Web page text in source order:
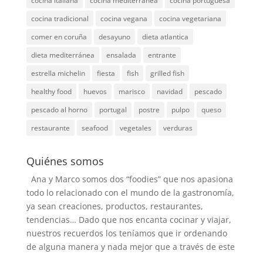
cocina tradicional
cocina vegana
cocina vegetariana
comer en coruña
desayuno
dieta atlantica
dieta mediterránea
ensalada
entrante
estrella michelin
fiesta fish
grilled fish
healthy food
huevos marisco navidad
pescado
pescado al horno
portugal postre pulpo
queso
restaurante
seafood vegetales verduras
Quiénes somos
Ana y Marco somos dos “foodies” que nos apasiona
todo lo relacionado con el mundo de la gastronomía,
ya sean creaciones, productos, restaurantes,
tendencias… Dado que nos encanta cocinar y viajar,
nuestros recuerdos los teníamos que ir ordenando
de alguna manera y nada mejor que a través de este